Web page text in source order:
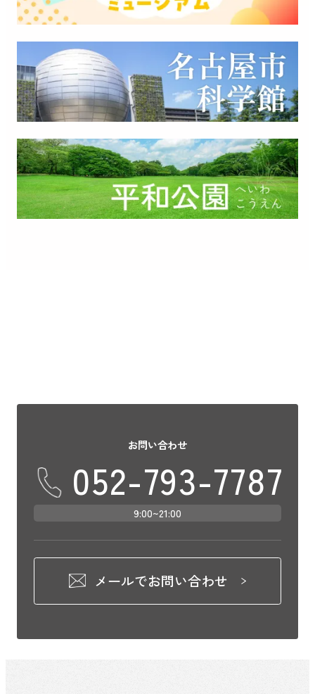
お問い合わせ
052-793-7787
9:00~21:00
メールでお問い合わせ